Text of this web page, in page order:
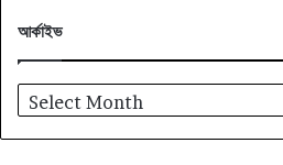
আর্কাইভ
আর্কাইভ